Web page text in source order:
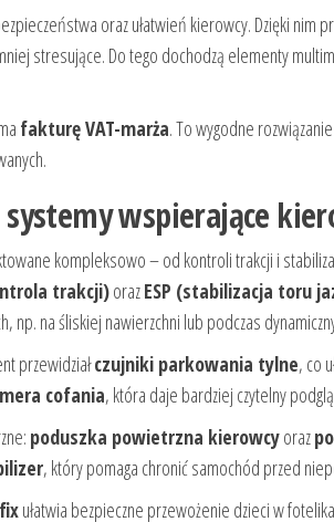
oraz ułatwień kierowcy. Dzięki nim
stresujące. Do tego dochodzą elementy
fakturę VAT-marża. To wygodne
wspierające
kompleksowo – od kontroli trakcji i
trakcji)orazESP (stabilizacja toru
np. na śliskiej nawierzchni lub podczas
przewidziałczujniki parkowania tylne, co
cofania, która daje bardziej czytelny
poduszka powietrzna kierowcyoraz
, który pomaga chronić samochód przed
ułatwia bezpieczne przewożenie dzieci w